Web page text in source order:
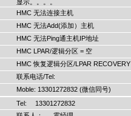
显示。。。。
HMC 无法连接主机
HMC 无法Add(添加）主机
HMC 无法Ping通主机IP地址
HMC LPAR/逻辑分区 = 空
HMC 恢复逻辑分区/LPAR RECOVERY
联系电话/Tel:
Moble: 13301272832 (微信同号)
Tel: 13301272832